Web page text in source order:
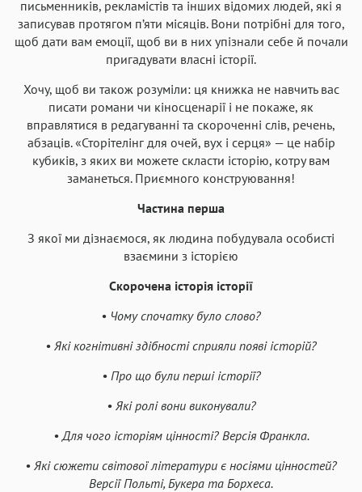
письменників, рекламістів та інших відомих людей, які я
записував протягом п’яти місяців. Вони потрібні для того,
щоб дати вам емоції, щоб ви в них упізнали себе й почали
пригадувати власні історії.
Хочу, щоб ви також розуміли: ця книжка не навчить вас
писати романи чи кіносценарії і не покаже, як
вправлятися в редагуванні та скороченні слів, речень,
абзаців. «Сторітелінг для очей, вух і серця» — це набір
кубиків, з яких ви можете скласти історію, котру вам
заманеться. Приємного конструювання!
Частина перша
З якої ми дізнаємося, як людина побудувала особисті
взаємини з історією
Скорочена історія історії
• Чому спочатку було слово?
• Які когнітивні здібності сприяли появі історій?
• Про що були перші історії?
• Які ролі вони виконували?
• Для чого історіям цінності? Версія Франкла.
• Які сюжети світової літератури є носіями цінностей?
Версії Польті, Букера та Борхеса.